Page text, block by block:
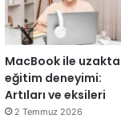
MacBook ile
eğitim deneyimi:
Artıları ve eksileri
2 Temmuz 2026